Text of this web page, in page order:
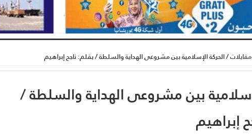
/الحركة الإسلامية بين مشروعى الهداية والسلطة / بقلم: ناجح إبراهيم
بين مشروعى الهداية والسلطة /
إبراهيم